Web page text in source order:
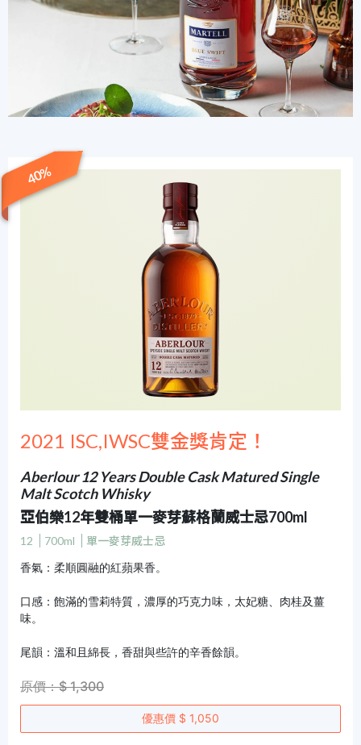
40%
2021 ISC,IWSC雙金獎肯定！
Aberlour 12 Years Double Cask Matured Single
Malt Scotch Whisky
亞伯樂12年雙桶單一麥芽蘇格蘭威士忌700ml
12 700ml
單一麥芽威士忌
香氣：柔順圓融的紅蘋果香。
口感：飽滿的雪莉特質，濃厚的巧克力味，太妃糖、肉桂及薑
味。
尾韻：溫和且綿長，香甜與些許的辛香餘韻。
原價：$ 1,300
優惠價 $ 1,050